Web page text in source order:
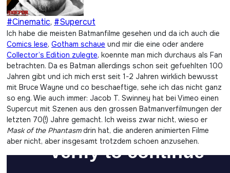
#Cinematic, #Supercut
Ich habe die meisten Batmanfilme gesehen und da ich auch die
Comics lese, Gotham schaue und mir die eine oder andere
Collector’s Edition zulegte, koennte man mich durchaus als Fan
betrachten. Da es Batman allerdings schon seit gefuehlten 100
Jahren gibt und ich mich erst seit 1-2 Jahren wirklich bewusst
mit Bruce Wayne und co beschaeftige, sehe ich das nicht ganz
so eng. Wie auch immer: Jacob T. Swinney hat bei Vimeo einen
Supercut mit Szenen aus den grossen Batmanverfilmungen der
letzten 70(!) Jahre gemacht. Ich weiss zwar nicht, wieso er
Mask of the Phantasmdrin hat, die anderen animierten Filme
aber nicht, aber insgesamt trotzdem schoen anzusehen.